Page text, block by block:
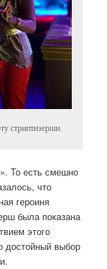
стриптизерши
То есть смешно
что
героиня
была показана
этого
достойный выбор